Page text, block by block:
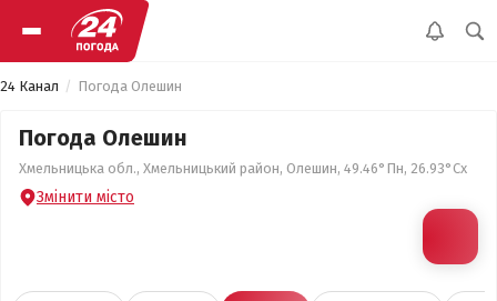
24 Канал Погода Олешин
Погода Олешин
Хмельницька обл., Хмельницький район, Олешин, 49.46°Пн, 26.93°Сх
Змінити місто